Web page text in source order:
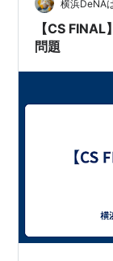
横浜DeNA
【CS
問題